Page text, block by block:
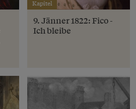
Kapitel
9. Jänner 1822: Fico -
Ich bleibe